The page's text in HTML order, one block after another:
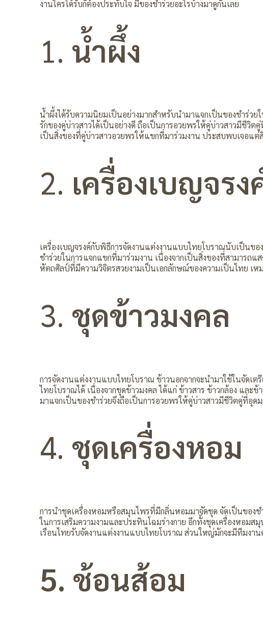
งานใครได้รับก็ต้องประทับใจ มีของชำร่วยอะไรบ้างมาดูกันเลย
1. น้ำผึ้ง
น้ำผึ้งได้รับความนิยมเป็นอย่างมากสำหรับนำมาแจกเป็นของชำร่
รักของคู่บ่าวสาวได้เป็นอย่างดี ถือเป็นการอวยพรให้คู่บ่าวสาวมีชี
เป็นสิ่งของที่คู่บ่าวสาวอวยพรให้แขกที่มาร่วมงาน ประสบพบเจอแ
2. เครื่องเบญจรง
เครื่องเบญจรงค์กับพิธีการจัดงานแต่งงานแบบไทยโบราณนับเป็นข
ชำร่วยในการแจกแขกที่มาร่วมงาน เนื่องจากเป็นสิ่งของที่สามารถ
หัตถศิลป์ที่มีความวิจิตรสวยงามเป็นเอกลักษณ์ของความเป็นไทย เ
3. ชุดข้าวมงคล
การจัดงานแต่งงานแบบไทยโบราณ ข้าวนอกจากจะนำมาใช้ในจัดเ
ไทยโบราณได้ เนื่องจากชุดข้าวมงคล ได้แก่ ข้าวสาร ข้าวกล้อง แล
มาแจกเป็นของชำร่วยจึงถือเป็นการอวยพรให้คู่บ่าวสาวมีชีวิตคู่ที่อุ
4. ชุดเครื่องหอม
การนำชุดเครื่องหอมหรือสมุนไพรที่มีกลิ่นหอมมาจัดชุด จัดเป็นของ
ในการเสริมความงามและประทินโฉมร่างกาย อีกทั้งชุดเครื่องหอม
เรือนไทยรับจัดงานแต่งงานแบบไทยโบราณ ส่วนใหญ่มักจะมีทีมงา
5. ช้อนส้อม